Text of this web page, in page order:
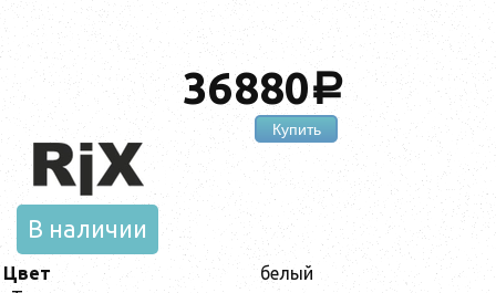
36880a
Купить
В наличии
Цвет
белый